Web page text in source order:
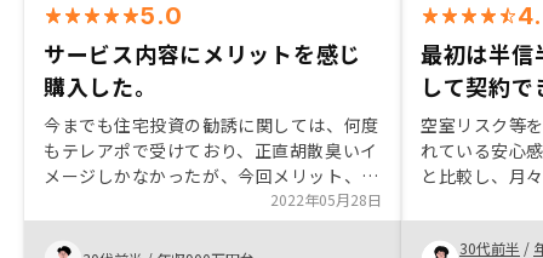
5.0
サービス内容にメリットを感じ
購入した。
今までも住宅投資の勧誘に関しては、何度
もテレアポで受けており、正直胡散臭いイ
メージしかなかったが、今回メリット、デ
メリットを事細かく聞くことができ納得し
た上で契約に至りました。一番のポイント
は、無理のない範囲でリスク分散ができ、
2022年05月28日
最初は半信
して契約で
空室リスク等
れている安心
と比較し、月
不安はありま
同僚だったこ
30代前半 /